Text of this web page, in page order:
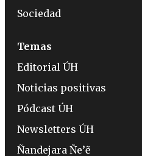
Sociedad
Temas
Editorial ÚH
Noticias positivas
Pódcast ÚH
Newsletters ÚH
Ñandejara Ñe’ẽ